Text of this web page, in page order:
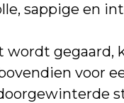
sappige en
gegaard,
voor